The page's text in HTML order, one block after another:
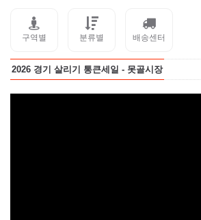
구역별 분류별 배송센터
2026 경기 살리기 통큰세일 - 못골시장